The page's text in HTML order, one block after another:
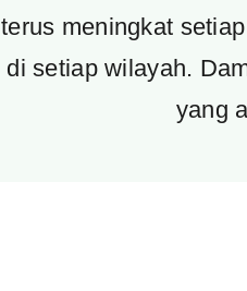
terus meningkat
di setiap wilayah.
yang